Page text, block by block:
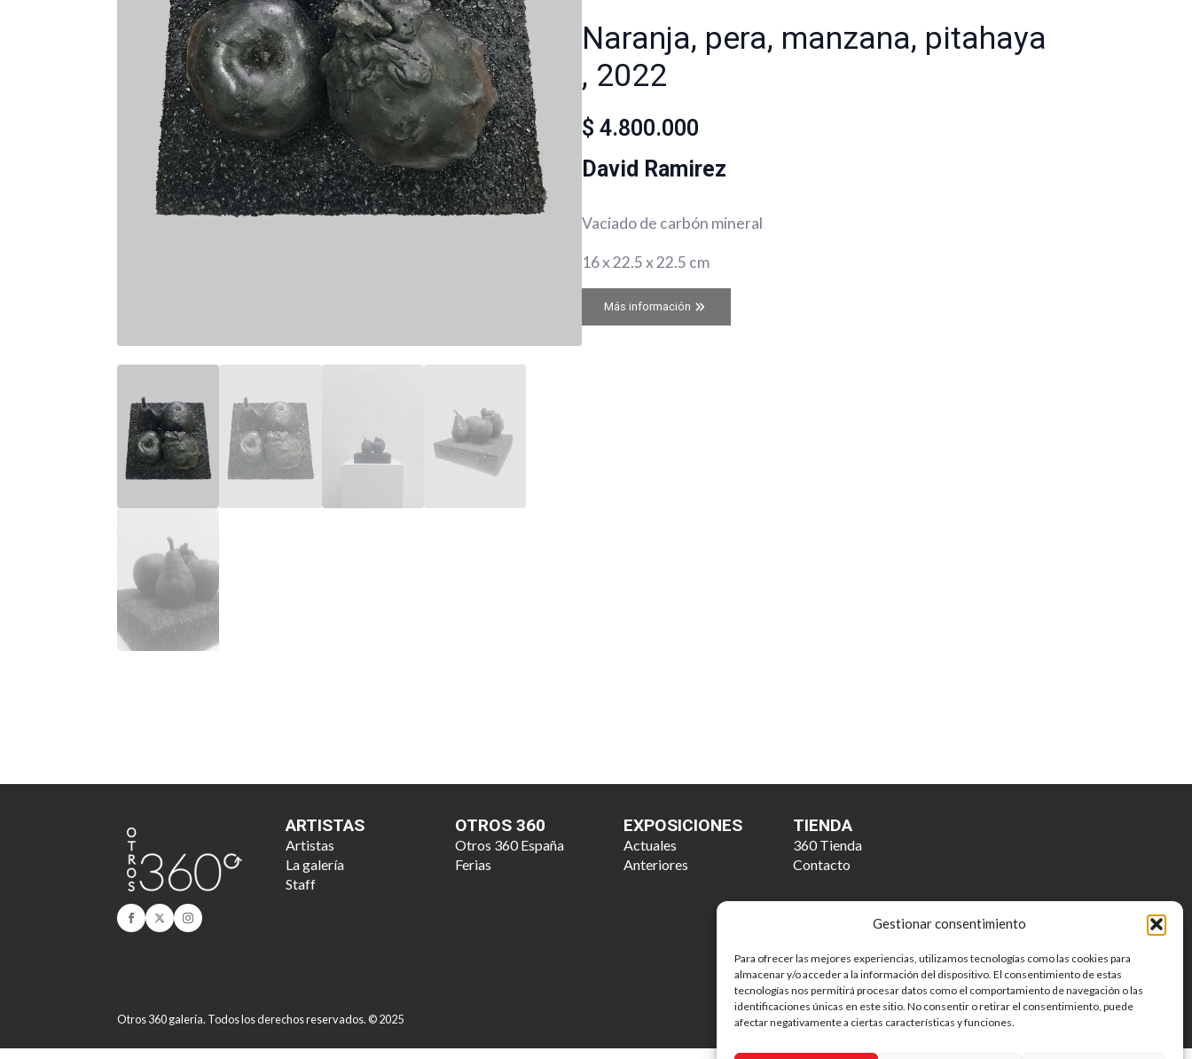
Gestionar consentimiento
Para ofrecer las mejores experiencias, utilizamos tecnologías como las cookies para
almacenar y/o acceder a la información del dispositivo. El consentimiento de estas
tecnologías nos permitirá procesar datos como el comportamiento de navegación o las
identificaciones únicas en este sitio. No consentir o retirar el consentimiento, puede
afectar negativamente a ciertas características y funciones.
Naranja, pera, manzana, pitahaya
, 2022
$ 4.800.000
David Ramirez
Vaciado de carbón mineral
16 x 22.5 x 22.5 cm
Más información
ARTISTAS
Artistas
La galería
Staff
OTROS 360
Otros 360 España
Ferias
EXPOSICIONES
Actuales
Anteriores
TIENDA
360 Tienda
Contacto
Otros 360 galería. Todos los derechos reservados. © 2025 Política de Privacidad y Tratamiento de Datos Personales